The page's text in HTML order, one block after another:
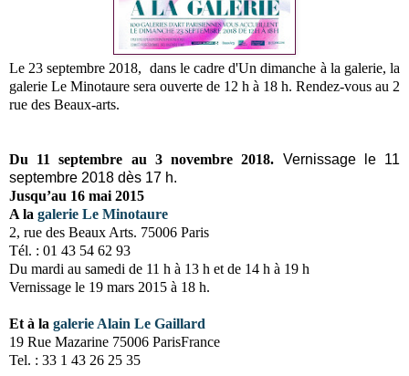
Le 23 septembre 2018, dans le cadre d'Un dimanche à la galerie, la
galerie Le Minotaure sera ouverte de 12 h à 18 h. Rendez-vous au 2
rue des Beaux-arts.
Du 11 septembre au 3 novembre 2018. Vernissage le 11
septembre 2018 dès 17 h.
Jusqu’au 16 mai 2015
A la galerie Le Minotaure
2, rue des Beaux Arts. 75006 Paris
Tél. : 01 43 54 62 93
Du mardi au samedi de 11 h à 13 h et de 14 h à 19 h
Vernissage le 19 mars 2015 à 18 h.
Et à la galerie Alain Le Gaillard
19 Rue Mazarine 75006 ParisFrance
Tel. : 33 1 43 26 25 35